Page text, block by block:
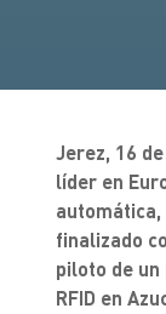
Jerez, 16
líder en
finalizado
piloto de
RFID en